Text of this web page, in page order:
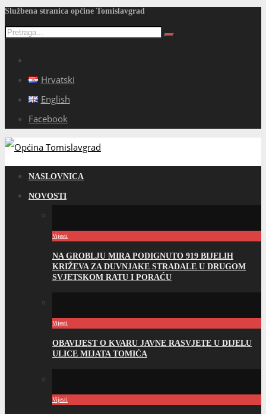
Službena stranica općine Tomislavgrad
Hrvatski
English
Facebook
NASLOVNICA
NOVOSTI
Vijesti
NA GROBLJU MIRA PODIGNUTO 919 BIJELIH
KRIŽEVA ZA DUVNJAKE STRADALE U DRUGOM
SVJETSKOM RATU I PORAĆU
Vijesti
OBAVIJEST O KVARU JAVNE RASVJETE U DIJELU
ULICE MIJATA TOMIĆA
Vijesti